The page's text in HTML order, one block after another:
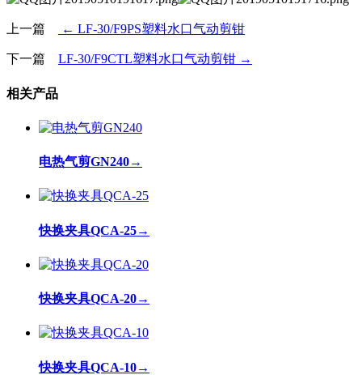
上一篇 ← LF-30/F9PS塑料水口气动剪钳
下一篇 LF-30/F9CTL塑料水口气动剪钳 →
相关产品
电热气剪GN240→
快换夹具QCA-25→
快换夹具QCA-20→
快换夹具QCA-10→